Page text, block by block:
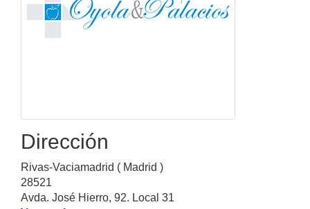
Dirección
Rivas-Vaciamadrid ( Madrid )
28521
Avda. José Hierro, 92. Local 31